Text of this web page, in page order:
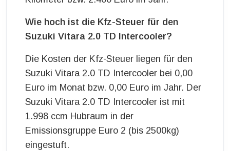
Wie hoch ist die Kfz-Steuer für den
Suzuki Vitara 2.0 TD Intercooler?
Die Kosten der Kfz-Steuer liegen für den
Suzuki Vitara 2.0 TD Intercooler bei 0,00
Euro im Monat bzw. 0,00 Euro im Jahr. Der
Suzuki Vitara 2.0 TD Intercooler ist mit
1.998 ccm Hubraum in der
Emissionsgruppe Euro 2 (bis 2500kg)
eingestuft.